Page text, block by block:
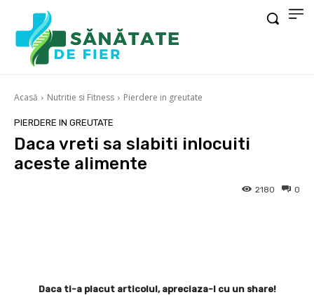
Acasă Nutritie si Fitness Pierdere in greutate
PIERDERE IN GREUTATE
Daca vreti sa slabiti inlocuiti
aceste alimente
0
2180
Daca ti-a placut articolul, apreciaza-l cu un share!